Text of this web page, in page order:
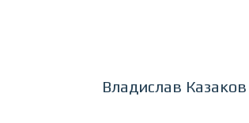
Владислав Казаков